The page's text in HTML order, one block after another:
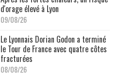
d'orage élevé à Lyon
09/08/26
Le Lyonnais Dorian Godon a terminé
le Tour de France avec quatre côtes
fracturées
08/08/26